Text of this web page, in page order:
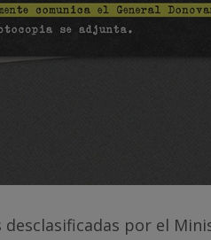
por el